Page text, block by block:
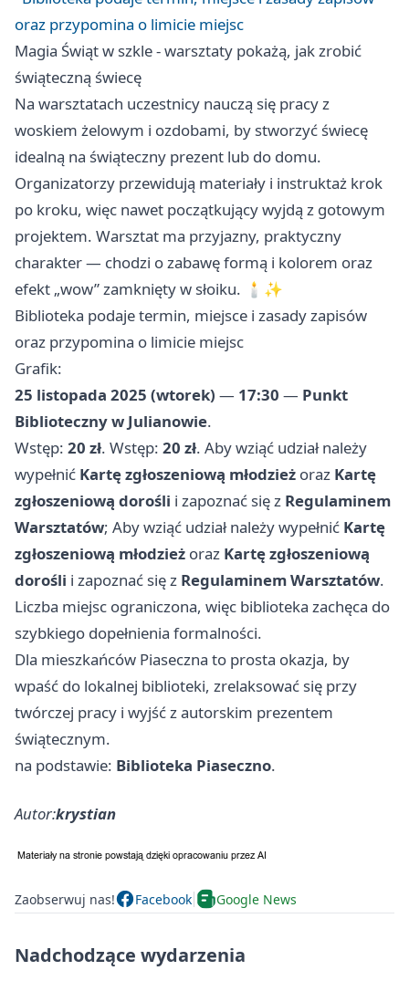
oraz przypomina o limicie miejsc
Magia Świąt w szkle - warsztaty pokażą, jak zrobić
świąteczną świecę
Na warsztatach uczestnicy nauczą się pracy z
woskiem żelowym i ozdobami, by stworzyć świecę
idealną na świąteczny prezent lub do domu.
Organizatorzy przewidują materiały i instruktaż krok
po kroku, więc nawet początkujący wyjdą z gotowym
projektem. Warsztat ma przyjazny, praktyczny
charakter — chodzi o zabawę formą i kolorem oraz
efekt „wow” zamknięty w słoiku. 🕯️✨
Biblioteka podaje termin, miejsce i zasady zapisów
oraz przypomina o limicie miejsc
Grafik:
25 listopada 2025 (wtorek) — 17:30 — Punkt
Biblioteczny w Julianowie.
Wstęp: 20 zł. Wstęp: 20 zł. Aby wziąć udział należy
wypełnić Kartę zgłoszeniową młodzież oraz Kartę
zgłoszeniową dorośli i zapoznać się z Regulaminem
Warsztatów; Aby wziąć udział należy wypełnić Kartę
zgłoszeniową młodzież oraz Kartę zgłoszeniową
dorośli i zapoznać się z Regulaminem Warsztatów.
Liczba miejsc ograniczona, więc biblioteka zachęca do
szybkiego dopełnienia formalności.
Dla mieszkańców Piaseczna to prosta okazja, by
wpaść do lokalnej biblioteki, zrelaksować się przy
twórczej pracy i wyjść z autorskim prezentem
świątecznym.
na podstawie: Biblioteka Piaseczno.
Autor:krystian
Zaobserwuj nas! Facebook Google News
Nadchodzące wydarzenia